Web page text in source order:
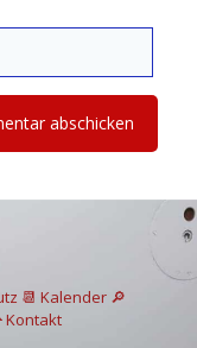
📆 Kalender 🔎
Kontakt